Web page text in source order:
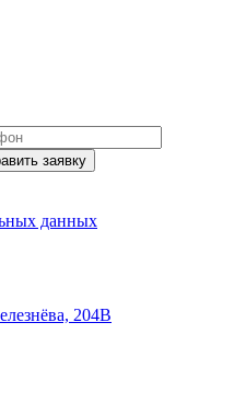
заявку
данных
204В